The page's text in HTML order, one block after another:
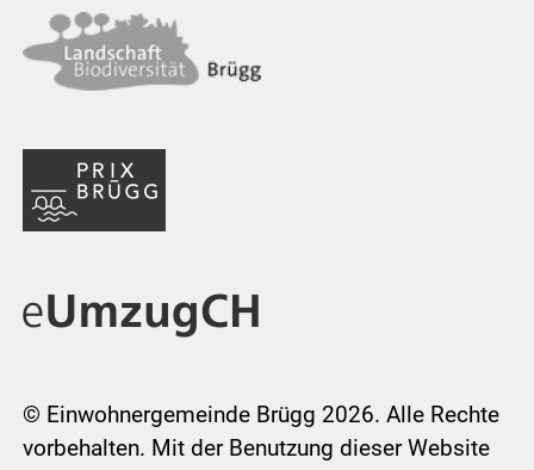
© Einwohnergemeinde Brügg 2026. Alle Rechte
vorbehalten. Mit der Benutzung dieser Website